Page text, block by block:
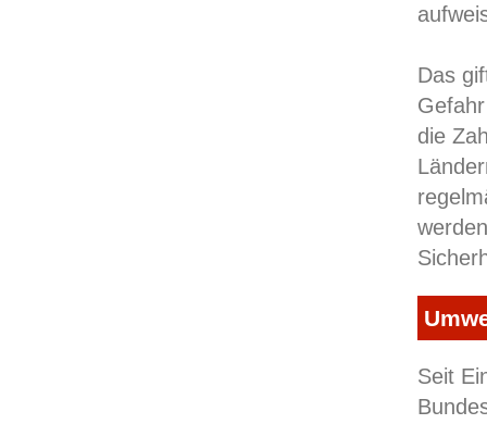
Das
die
Seit